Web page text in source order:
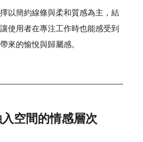
以簡約線條與柔和質感為主，結
使用者在專注工作時也能感受到
來的愉悅與歸屬感。
空間的情感層次